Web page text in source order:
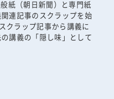
紙（朝日新聞）と専門紙
連記事のスクラップを始
クラップ記事から講義に
講義の「隠し味」として